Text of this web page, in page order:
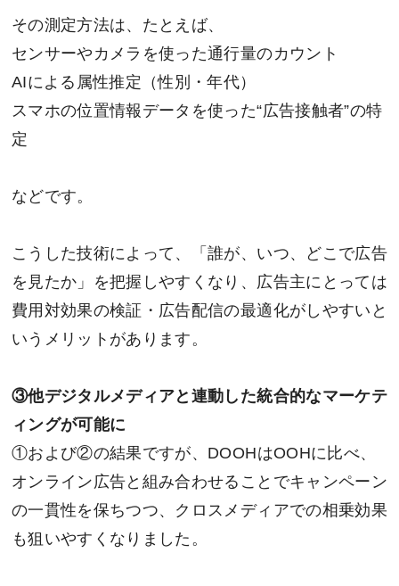
その測定方法は、たとえば、
センサーやカメラを使った通行量のカウント
AIによる属性推定（性別・年代）
スマホの位置情報データを使った“広告接触者”の特
定
などです。
こうした技術によって、「誰が、いつ、どこで広告
を見たか」を把握しやすくなり、広告主にとっては
費用対効果の検証・広告配信の最適化がしやすいと
いうメリットがあります。
③他デジタルメディアと連動した統合的なマーケテ
ィングが可能に
①および②の結果ですが、DOOHはOOHに比べ、
オンライン広告と組み合わせることでキャンペーン
の一貫性を保ちつつ、クロスメディアでの相乗効果
も狙いやすくなりました。